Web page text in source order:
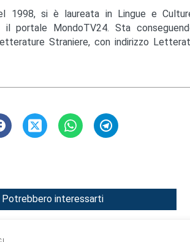
1998, si è laureata in Lingue e
il portale MondoTV24. Sta
Straniere, con indirizzo
Potrebbero interessarti